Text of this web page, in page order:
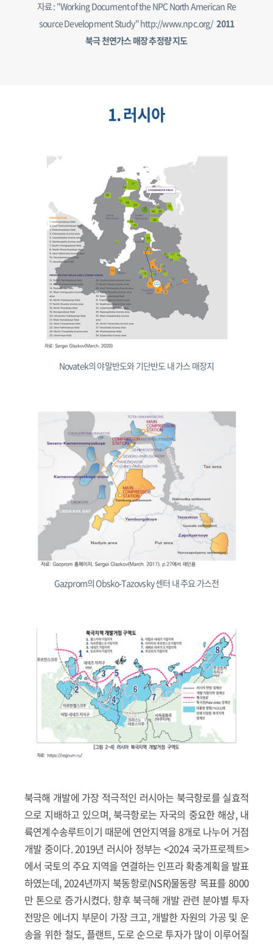
자료 : "Working Document of the NPC North American Re
source Development Study" http://www.npc.org/ 2011
북극 천연가스 매장 추정량 지도
1. 러시아
Novatek의 야말반도와 기단반도 내 가스 매장지
Gazprom의 Obsko-Tazovsky 센터 내 주요 가스전
북극해 개발에 가장 적극적인 러시아는 북극항로를 실효적
으로 지배하고 있으며, 북극항로는 자국의 중요한 해상, 내
륙연계수송루트이기 때문에 연안지역을 8개로 나누어 거점
개발 중이다. 2019년 러시아 정부는 <2024 국가프로젝트>
에서 국토의 주요 지역을 연결하는 인프라 확충계획을 발표
하였는데, 2024년까지 북동항로(NSR)물동량 목표를 8000
만 톤으로 증가시켰다. 향후 북극해 개발 관련 분야별 투자
전망은 에너지 부문이 가장 크고, 개발한 자원의 가공 및 운
송을 위한 철도, 플랜트, 도로 순으로 투자가 많이 이루어질